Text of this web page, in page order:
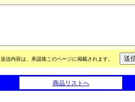
送信内容は、承認後このページに掲載されます。
商品リストへ